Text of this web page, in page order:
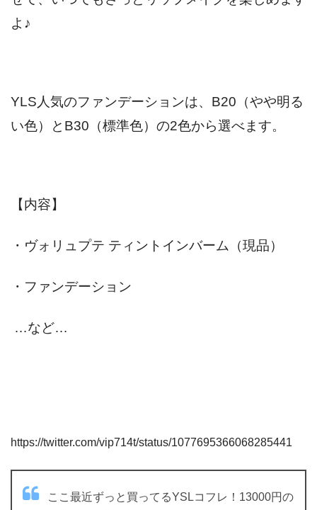
よ♪
YLS人気のファンデーションは、B20（やや明る
い色）とB30（標準色）の2色から選べます。
【内容】
・ヴォリュプテ ティントインバーム（現品）
・ファンデーション
…など…
https://twitter.com/vip714t/status/1077695366068285441
ここ最近ずっと買ってるYSLコフレ！13000円の